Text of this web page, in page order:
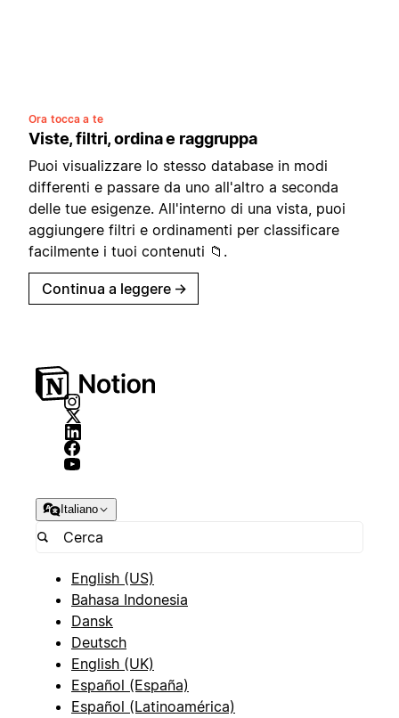
Ora tocca a te
Viste, filtri, ordina e raggruppa
Puoi visualizzare lo stesso database in modi
differenti e passare da uno all'altro a seconda
delle tue esigenze. All'interno di una vista, puoi
aggiungere filtri e ordinamenti per classificare
facilmente i tuoi contenuti 📁.
Continua a leggere →
Italiano
English (US)
Bahasa Indonesia
Dansk
Deutsch
English (UK)
Español (España)
Español (Latinoamérica)